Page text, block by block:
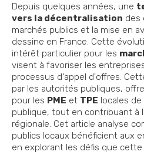
Depuis quelques années, une
vers la décentralisation des
marchés publics et la mise en
dessine en France. Cette
intérêt particulier pour les
visent à favoriser les
processus d'appel d'offres.
par les autorités publiques,
pour les PME et TPE locales de
publique, tout en contribuant à
régionale. Cet article analyse
publics locaux bénéficient aux
en explorant les défis que